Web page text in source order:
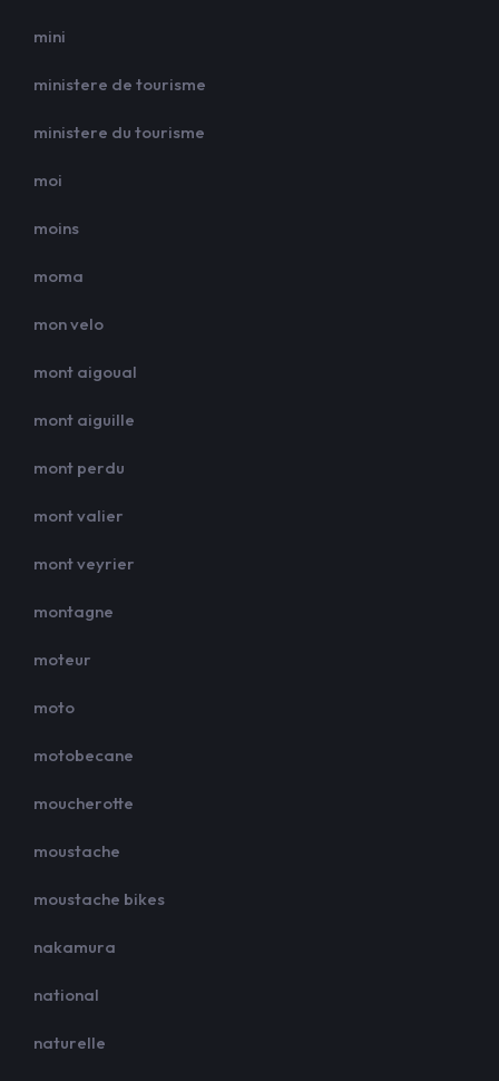
mini
ministere de tourisme
ministere du tourisme
moi
moins
moma
mon velo
mont aigoual
mont aiguille
mont perdu
mont valier
mont veyrier
montagne
moteur
moto
motobecane
moucherotte
moustache
moustache bikes
nakamura
national
naturelle